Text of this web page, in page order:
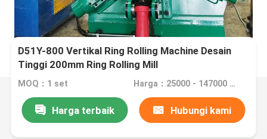
D51Y-800 Vertikal Ring Rolling Machine Desain
Tinggi 200mm Ring Rolling Mill
MOQ：1 set Harga：25000 - 147000 USD per set
Harga terbaik Hubungi kami